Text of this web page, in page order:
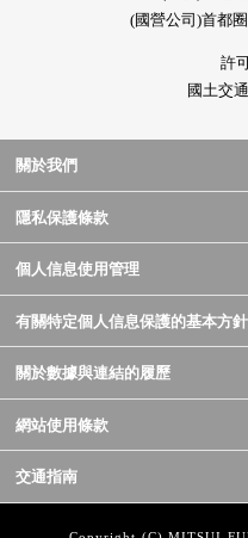
(國營公司)首都
許
國土交
關於我們
隱私保護條款
個人信息使用管理
有關特定個人信息保護的基本方針
關於數據與連結的履歷
網站使用條款
交通指南